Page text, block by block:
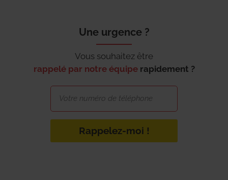
Une urgence ?
Vous souhaitez être
rappelé par notre équipe rapidement ?
Rappelez-moi !